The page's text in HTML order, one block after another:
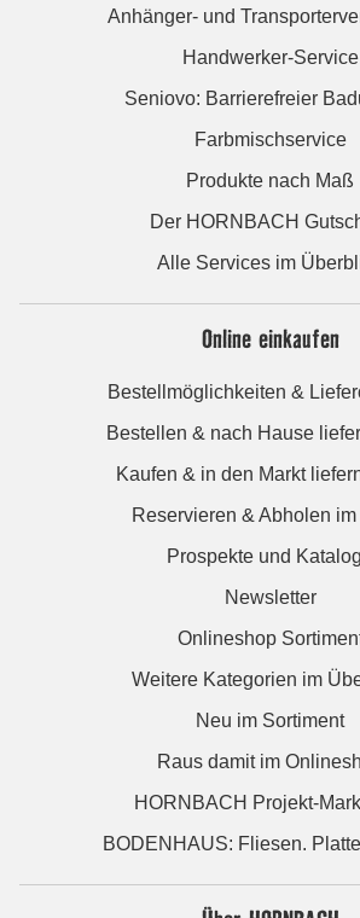
Anhänger- und
Handwerker-Service
Seniovo: Barrierefreier
Farbmischservice
Produkte nach Maß
Der HORNBACH
Alle Services im
Online einkaufen
Bestellmöglichkeiten &
Bestellen & nach Hause
Kaufen & in den Markt
Reservieren & Abholen
Prospekte und
Newsletter
Onlineshop
Weitere Kategorien im
Neu im Sortiment
Raus damit im
HORNBACH Projekt-
BODENHAUS: Fliesen.